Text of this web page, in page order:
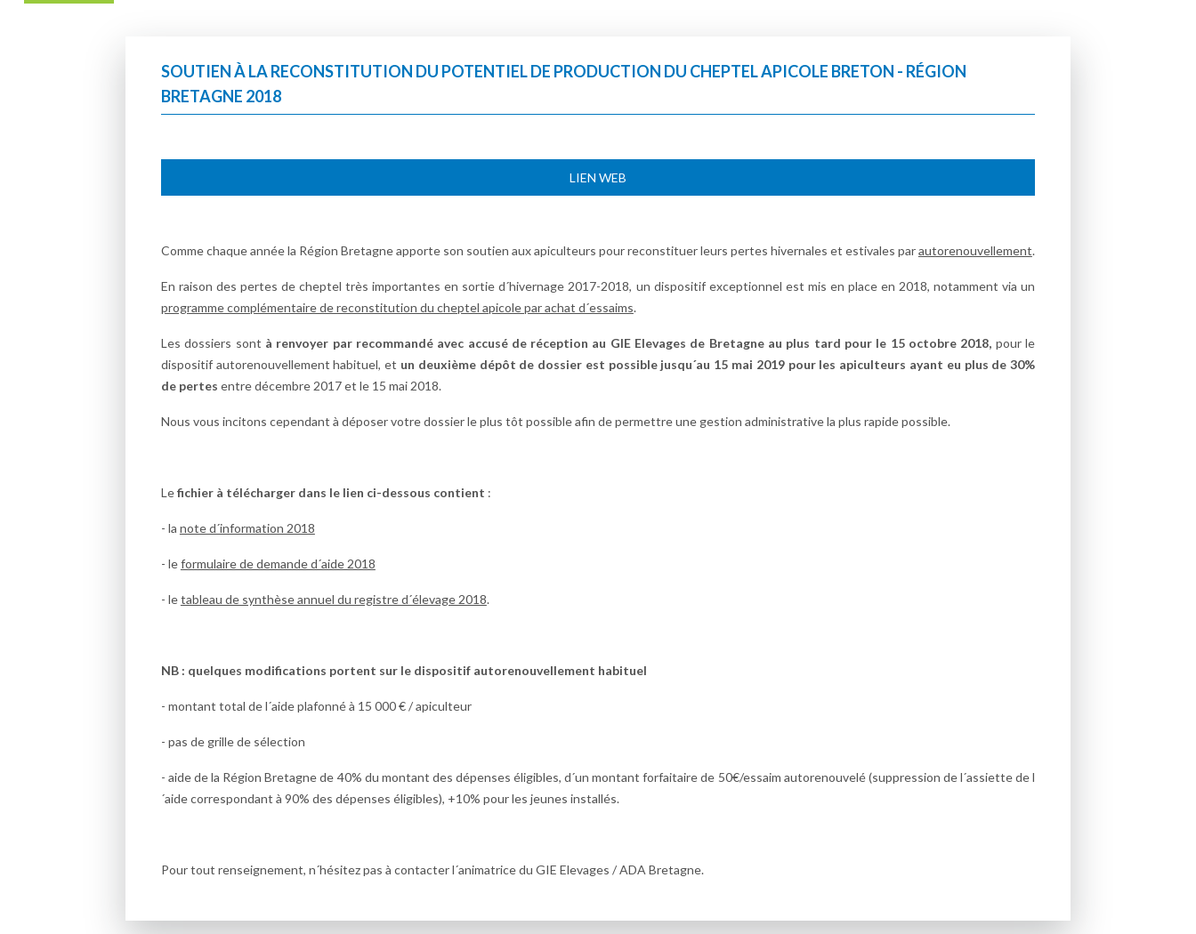
SOUTIEN À LA RECONSTITUTION DU POTENTIEL DE PRODUCTION DU CHEPTEL APICOLE BRETON - RÉGION
BRETAGNE 2018
LIEN WEB
Comme chaque année la Région Bretagne apporte son soutien aux apiculteurs pour reconstituer leurs pertes hivernales et estivales parautorenouvellement.
En raison des pertes de cheptel très importantes en sortie d´hivernage 2017-2018, un dispositif exceptionnel est mis en place en 2018, notamment via un
programme complémentaire de reconstitution du cheptel apicole par achat d´essaims.
Les dossiers sont à renvoyer par recommandé avec accusé de réception au GIE Elevages de Bretagne au plus tard pour le 15 octobre 2018, pour le
dispositif autorenouvellement habituel, et un deuxième dépôt de dossier est possible jusqu´au 15 mai 2019 pour les apiculteurs ayant eu plus de 30%
de pertes entre décembre 2017 et le 15 mai 2018.
Nous vous incitons cependant à déposer votre dossier le plus tôt possible afin de permettre une gestion administrative la plus rapide possible.
Lefichier à télécharger dans le lien ci-dessous contient :
- la note d´information 2018
- leformulaire de demande d´aide 2018
- letableau de synthèse annuel du registre d´élevage 2018.
NB : quelques modifications portent sur le dispositif autorenouvellement habituel
- montant total de l´aide plafonné à 15 000 € / apiculteur
- pas de grille de sélection
- aide de la Région Bretagne de 40% du montant des dépenses éligibles, d´un montant forfaitaire de 50€/essaim autorenouvelé (suppression de l´assiette de l
´aide correspondant à 90% des dépenses éligibles), +10% pour les jeunes installés.
Pour tout renseignement, n´hésitez pas à contacter l´animatrice du GIE Elevages / ADA Bretagne.